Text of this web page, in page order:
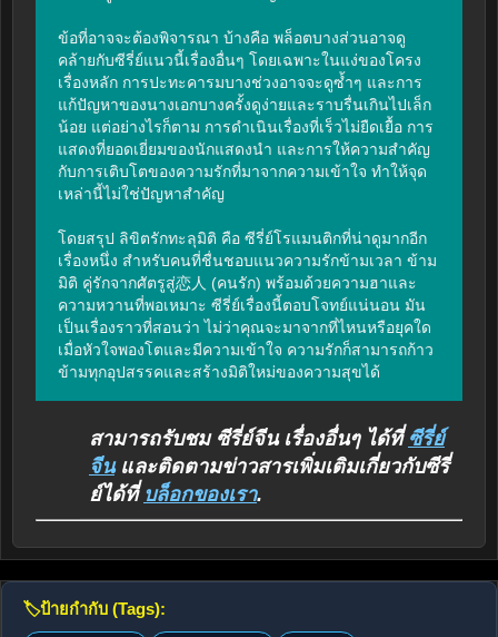
ข้อที่อาจจะต้องพิจารณา บ้างคือ พล็อตบางส่วนอาจดู
คล้ายกับซีรี่ย์แนวนี้เรื่องอื่นๆ โดยเฉพาะในแง่ของโครง
เรื่องหลัก การปะทะคารมบางช่วงอาจจะดูซ้ำๆ และการ
แก้ปัญหาของนางเอกบางครั้งดูง่ายและราบรื่นเกินไปเล็ก
น้อย แต่อย่างไรก็ตาม การดำเนินเรื่องที่เร็วไม่ยืดเยื้อ การ
แสดงที่ยอดเยี่ยมของนักแสดงนำ และการให้ความสำคัญ
กับการเติบโตของความรักที่มาจากความเข้าใจ ทำให้จุด
เหล่านี้ไม่ใช่ปัญหาสำคัญ
โดยสรุป ลิขิตรักทะลุมิติ คือ ซีรี่ย์โรแมนติกที่น่าดูมากอีก
เรื่องหนึ่ง สำหรับคนที่ชื่นชอบแนวความรักข้ามเวลา ข้าม
มิติ คู่รักจากศัตรูสู่恋人 (คนรัก) พร้อมด้วยความฮาและ
ความหวานที่พอเหมาะ ซีรี่ย์เรื่องนี้ตอบโจทย์แน่นอน มัน
เป็นเรื่องราวที่สอนว่า ไม่ว่าคุณจะมาจากที่ไหนหรือยุคใด
เมื่อหัวใจพองโตและมีความเข้าใจ ความรักก็สามารถก้าว
ข้ามทุกอุปสรรคและสร้างมิติใหม่ของความสุขได้
สามารถรับชม ซีรี่ย์จีน เรื่องอื่นๆ ได้ที่ ซีรี่ย์
จีนและติดตามข่าวสารเพิ่มเติมเกี่ยวกับซีรี่
ย์ได้ที่ บล็อกของเรา.
🏷️ป้ายกำกับ (Tags):